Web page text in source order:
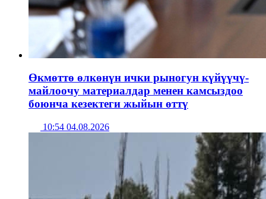
Өкмөттө өлкөнүн ички рыногун күйүүчү-
майлоочу материалдар менен камсыздоо
боюнча кезектеги жыйын өттү
10:54 04.08.2026